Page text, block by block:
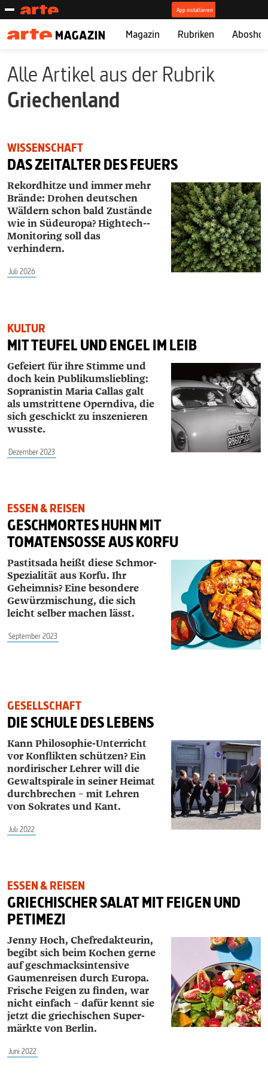
Magazin Rubriken
Alle Artikel aus der Rubrik
Griechenland
WISSENSCHAFT
DAS ZEITALTER DES FEUERS
Rekordhitze und immer mehr
Brände: Drohen deutschen
Wäldern schon bald Zustände
wie in Südeuropa? Hightech-­
Monitoring soll das
verhindern.
Juli 2026
KULTUR
MIT TEUFEL UND ENGEL IM LEIB
Gefeiert für ihre Stimme und
doch kein Publikumsliebling:
Sopranistin ­Maria ­Callas galt
als umstrittene Operndiva, die
sich geschickt zu inszenieren
wusste.
Dezember 2023
ESSEN & REISEN
GESCHMORTES HUHN MIT
TOMATENSOSSE AUS KORFU
Pastitsada heißt diese Schmor-
Spezialität aus Korfu. Ihr
Geheimnis? Eine besondere
Gewürzmischung, die sich
leicht selber machen lässt.
September 2023
GESELLSCHAFT
DIE SCHULE DES LEBENS
Kann Philosophie-Unterricht
vor Konflikten schützen? Ein
nordirischer Lehrer will die
Gewaltspirale in seiner Heimat
durchbrechen – mit Lehren
von Sokrates und Kant.
Juli 2022
ESSEN & REISEN
GRIECHISCHER SALAT MIT FEIGEN UND
PETIMEZI
Jenny Hoch, Chefredakteurin,
begibt sich beim Kochen gerne
auf geschmacksintensive
Gaumenreisen durch Europa.
Frische Feigen zu finden, war
nicht einfach – dafür kennt sie
jetzt die griechischen Super­
märkte von Berlin.
Juni 2022